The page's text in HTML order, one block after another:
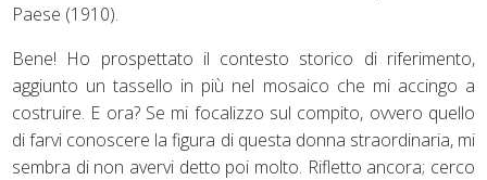
Paese (1910).
Bene! Ho prospettato il contesto storico di riferimento,
aggiunto un tassello in più nel mosaico che mi accingo a
costruire. E ora? Se mi focalizzo sul compito, ovvero quello
di farvi conoscere la figura di questa donna straordinaria, mi
sembra di non avervi detto poi molto. Rifletto ancora; cerco